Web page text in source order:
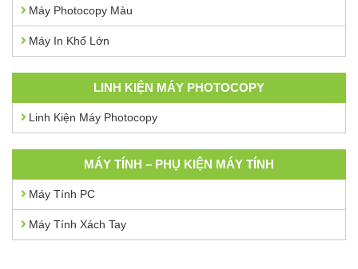
Máy Photocopy Màu
Máy In Khổ Lớn
LINH KIỆN MÁY PHOTOCOPY
Linh Kiện Máy Photocopy
MÁY TÍNH – PHỤ KIỆN MÁY TÍNH
Máy Tính PC
Máy Tính Xách Tay